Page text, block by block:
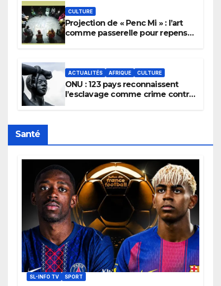
CULTURE
Projection de « Penc Mi » : l’art
comme passerelle pour repenser
ACTUALITÉS AFRIQUE CULTURE
ONU : 123 pays reconnaissent
l’esclavage comme crime contre
Santé
SL-INFO TV SPORT